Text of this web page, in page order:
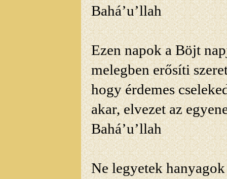
Bahá’u’llah
Ezen napok a Böjt
melegben erősíti
hogy érdemes
akar, elvezet az
Bahá’u’llah
Ne legyetek